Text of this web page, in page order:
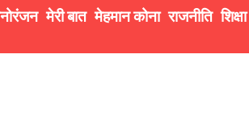
मेरी बात मेहमान कोना राजनीति शिक्षा